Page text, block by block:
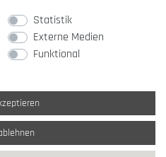
MwSt. undzzgl. Versandkosten
Statistik
Externe Medien
Funktional